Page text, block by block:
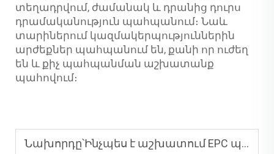
տեղադրվում, ժամանակ և դրանից դուրս
դրամականություն պահպանում։ Նաև
տարիներում կազմակերպություններին
արժեքներ պահպանում են, քանի որ ուժեղ
են և քիչ պահպանման աշխատանք
պահովում։
Նախորդը՝Ինչպես է աշխատում EPC պրոեկտը?